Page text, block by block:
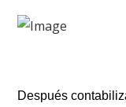
Después